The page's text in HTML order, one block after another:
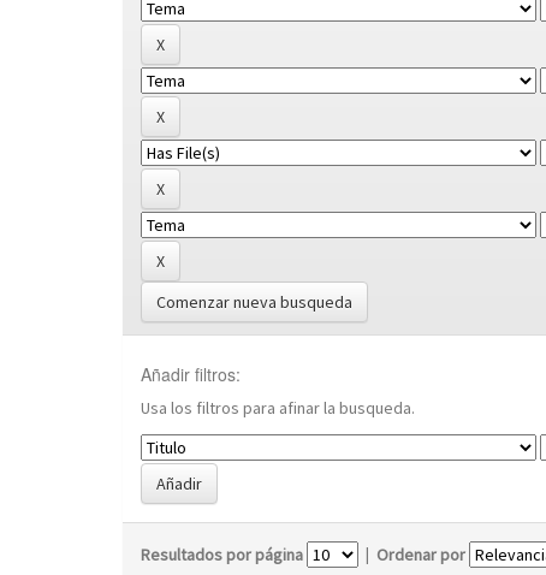
Comenzar nueva busqueda
Añadir filtros:
Usa los filtros para afinar la busqueda.
Resultados por página | Ordenar por